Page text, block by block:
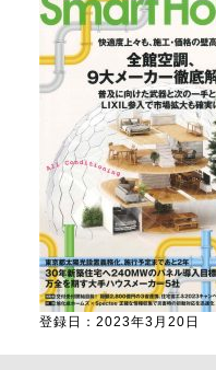
登録日：2023年3月20日